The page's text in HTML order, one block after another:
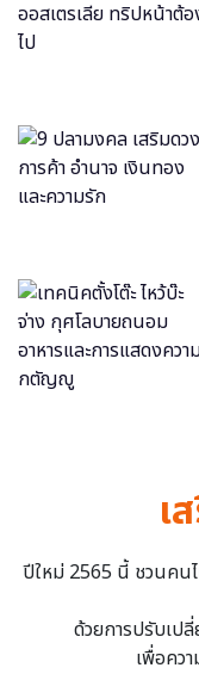
เ
ปีใหม่ 2565 นี้ ชวนคน
ด้วยการปรับเป
เพื่อคว